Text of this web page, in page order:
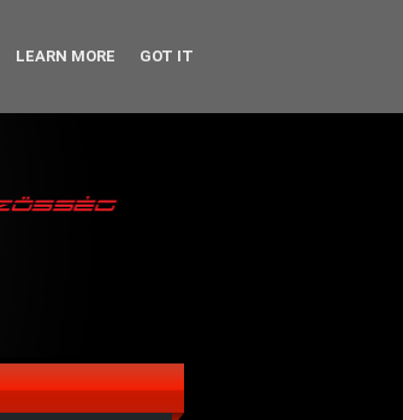
LEARN MORE GOT IT